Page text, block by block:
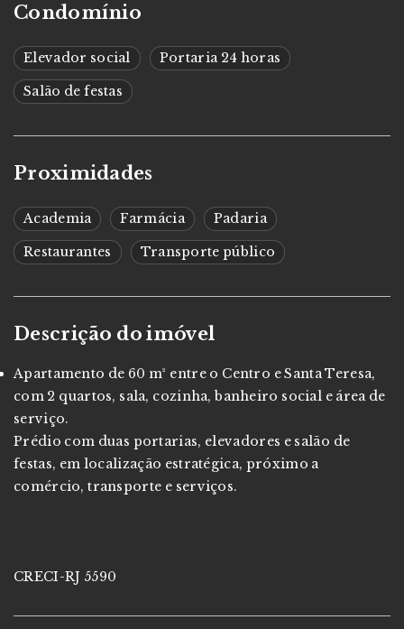
Condomínio
Elevador social Portaria 24 horas
Salão de festas
Proximidades
Academia Farmácia Padaria
Restaurantes Transporte público
Descrição do imóvel
Apartamento de 60 m² entre o Centro e Santa Teresa,
com 2 quartos, sala, cozinha, banheiro social e área de
serviço.
Prédio com duas portarias, elevadores e salão de
festas, em localização estratégica, próximo a
comércio, transporte e serviços.
CRECI-RJ 5590